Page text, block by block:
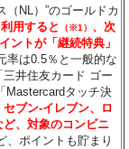
（NL）”のゴールドカ
用すると （※1） 、次
ントが「継続特典」
率は0.5％と一般的な
井住友カード ゴー
Mastercardタッチ決
セブン‐イレブン、ロ
、対象のコンビニ
、ポイントも貯まり